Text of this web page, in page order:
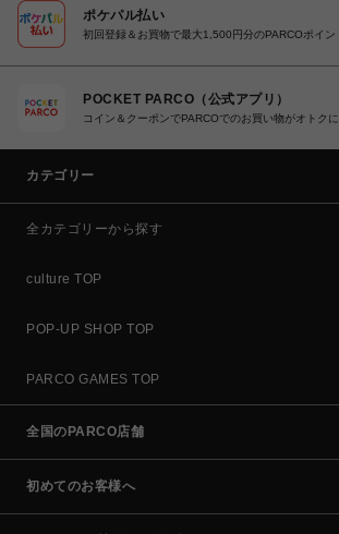
ポケパル払い
初回登録＆お買物で最大1,500円分のPARCOポイン
POCKET PARCO（公式アプリ）
コイン＆クーポンでPARCOでのお買い物がオトクに
カテゴリー
全カテゴリーから探す
culture TOP
POP-UP SHOP TOP
PARCO GAMES TOP
全国のPARCO店舗
初めてのお客様へ